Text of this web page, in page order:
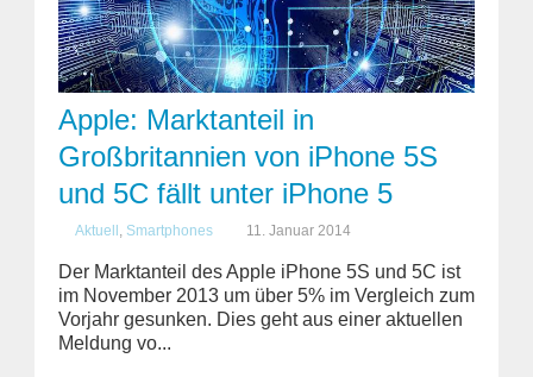
Apple: Marktanteil in
Großbritannien von iPhone 5S
und 5C fällt unter iPhone 5
Aktuell , Smartphones 11. Januar 2014
Der Marktanteil des Apple iPhone 5S und 5C ist
im November 2013 um über 5% im Vergleich zum
Vorjahr gesunken. Dies geht aus einer aktuellen
Meldung vo...